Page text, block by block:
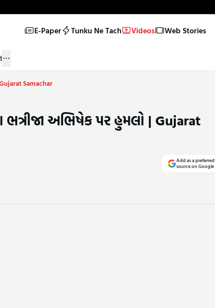
E-Paper Tunku Ne Tach Videos Web Stories
Samachar
ભત્રીજા અભિષેક પર હુમલો | Gujarat
Add as a preferred
source on Google